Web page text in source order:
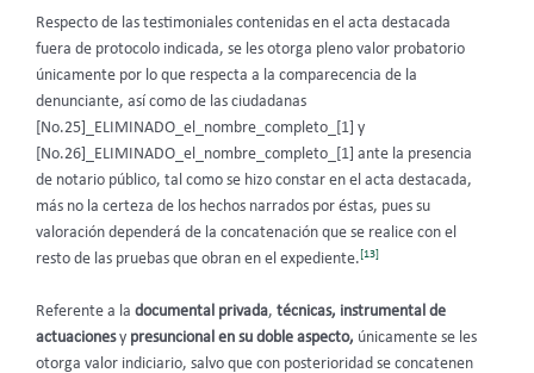
Respecto de las testimoniales contenidas en el acta destacada
fuera de protocolo indicada, se les otorga pleno valor probatorio
únicamente por lo que respecta a la comparecencia de la
denunciante, así como de las ciudadanas
[No.25]_ELIMINADO_el_nombre_completo_[1] y
[No.26]_ELIMINADO_el_nombre_completo_[1] ante la presencia
de notario público, tal como se hizo constar en el acta destacada,
más no la certeza de los hechos narrados por éstas, pues su
valoración dependerá de la concatenación que se realice con el
resto de las pruebas que obran en el expediente.[13]
Referente a la documental privada, técnicas, instrumental de
actuacionesy presuncional en su doble aspecto, únicamente se les
otorga valor indiciario, salvo que con posterioridad se concatenen